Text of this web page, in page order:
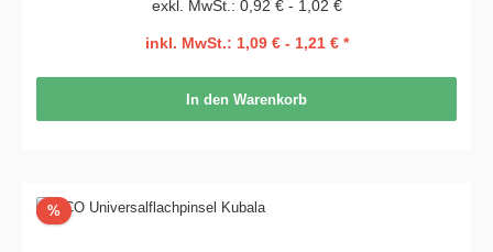
exkl. MwSt.: 0,92 € - 1,02 €
inkl. MwSt.: 1,09 € - 1,21 € *
In den Warenkorb
%Rabatt